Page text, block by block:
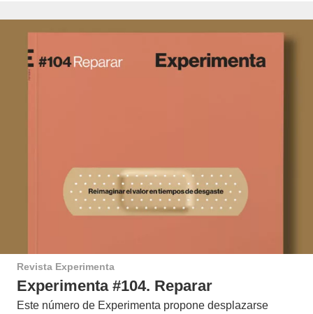
Revista Experimenta
Experimenta #104. Reparar
Este número de Experimenta propone desplazarse